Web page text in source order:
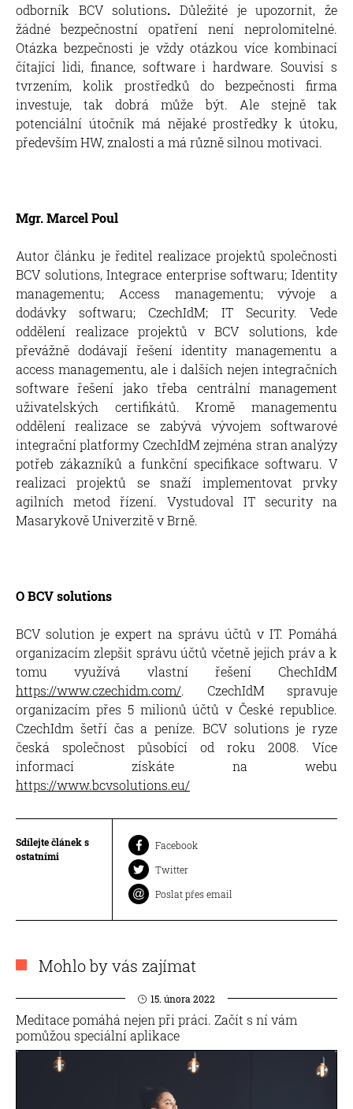
odborník BCV solutions. Důležité je upozornit, že
žádné bezpečnostní opatření není neprolomitelné.
Otázka bezpečnosti je vždy otázkou více kombinací
čítající lidi, finance, software i hardware. Souvisí s
tvrzením, kolik prostředků do bezpečnosti firma
investuje, tak dobrá může být. Ale stejně tak
potenciální útočník má nějaké prostředky k útoku,
především HW, znalosti a má různě silnou motivaci.
Mgr. Marcel Poul
Autor článku je ředitel realizace projektů společnosti
BCV solutions, Integrace enterprise softwaru; Identity
managementu; Access managementu; vývoje a
dodávky softwaru; CzechIdM; IT Security. Vede
oddělení realizace projektů v BCV solutions, kde
převážně dodávají řešení identity managementu a
access managementu, ale i dalších nejen integračních
software řešení jako třeba centrální management
uživatelských certifikátů. Kromě managementu
oddělení realizace se zabývá vývojem softwarové
integrační platformy CzechIdM zejména stran analýzy
potřeb zákazníků a funkční specifikace softwaru. V
realizaci projektů se snaží implementovat prvky
agilních metod řízení. Vystudoval IT security na
Masarykově Univerzitě v Brně.
O BCV solutions
BCV solution je expert na správu účtů v IT. Pomáhá
organizacím zlepšit správu účtů včetně jejich práv a k
tomu využívá vlastní řešení ChechIdM
https://www.czechidm.com/. CzechIdM spravuje
organizacím přes 5 milionů účtů v České republice.
CzechIdm šetří čas a peníze. BCV solutions je ryze
česká společnost působící od roku 2008. Více
informací získáte na webu
https://www.bcvsolutions.eu/
Sdílejte článek s
ostatními
Facebook
Twitter
Poslat přes email
Mohlo by vás zajímat
15. února 2022
Meditace pomáhá nejen při práci. Začít s ní vám
pomůžou speciální aplikace